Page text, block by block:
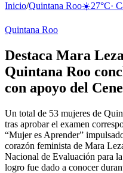
Inicio/Quintana Roo☀️27°C·
Quintana Roo
Destaca Mara
Quintana Roo
con apoyo del
Un total de 53 mujeres de
tras aprobar el examen
“Mujer es Aprender”
corazón feminista de Mara
Nacional de Evaluación para
logro fue dado a conocer